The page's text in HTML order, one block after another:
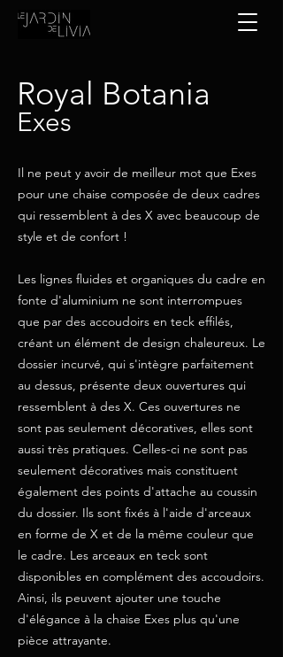
Royal Botania
Exes
Il ne peut y avoir de meilleur mot que Exes
pour une chaise composée de deux cadres
qui ressemblent à des X avec beaucoup de
style et de confort !
Les lignes fluides et organiques du cadre en
fonte d'aluminium ne sont interrompues
que par des accoudoirs en teck effilés,
créant un élément de design chaleureux. Le
dossier incurvé, qui s'intègre parfaitement
au dessus, présente deux ouvertures qui
ressemblent à des X. Ces ouvertures ne
sont pas seulement décoratives, elles sont
aussi très pratiques. Celles-ci ne sont pas
seulement décoratives mais constituent
également des points d'attache au coussin
du dossier. Ils sont fixés à l'aide d'arceaux
en forme de X et de la même couleur que
le cadre. Les arceaux en teck sont
disponibles en complément des accoudoirs.
Ainsi, ils peuvent ajouter une touche
d'élégance à la chaise Exes plus qu'une
pièce attrayante.